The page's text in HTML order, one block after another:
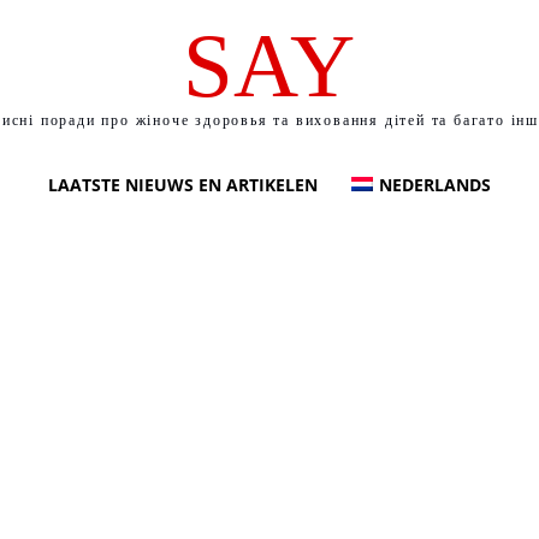
SAY
поради про жіноче здоровья та виховання дітей та багато
LAATSTE NIEUWS EN ARTIKELEN NEDERLANDS